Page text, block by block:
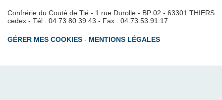
Confrérie du Couté de Tié - 1 rue Durolle - BP 02 - 63301 THIERS
cedex - Tél : 04 73 80 39 43 - Fax : 04.73.53.91.17
GÉRER MES COOKIES - MENTIONS LÉGALES